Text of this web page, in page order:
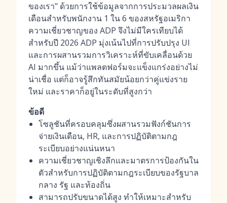
ของเรา" ด้วยการใช้ข้อมูลจากการประมวลผลเงิน
เดือนสำหรับพนักงาน 1 ใน 6 ของสหรัฐอเมริกา
ความเชี่ยวชาญของ ADP จึงไม่มีใครเทียบได้
สำหรับปี 2026 ADP มุ่งเน้นไปที่การปรับปรุง UI
และการผสานรวมการวิเคราะห์ที่ขับเคลื่อนด้วย
AI มากขึ้น แม้ว่าแพลตฟอร์มจะแข็งแกร่งอย่างไม่
น่าเชื่อ แต่ก็อาจรู้สึกทันสมัยน้อยกว่าคู่แข่งราย
ใหม่ และราคาก็อยู่ในระดับที่สูงกว่า
ข้อดี
โซลูชันที่ครอบคลุมซึ่งผสานรวมฟังก์ชันการ
จ่ายเงินเดือน, HR, และการปฏิบัติตามกฎ
ระเบียบอย่างแน่นหนา
ความเชี่ยวชาญเชิงลึกและมาตรการป้องกันใน
ตัวสำหรับการปฏิบัติตามกฎระเบียบของรัฐบาล
กลาง รัฐ และท้องถิ่น
สามารถปรับขนาดได้สูง ทำให้เหมาะสำหรับ